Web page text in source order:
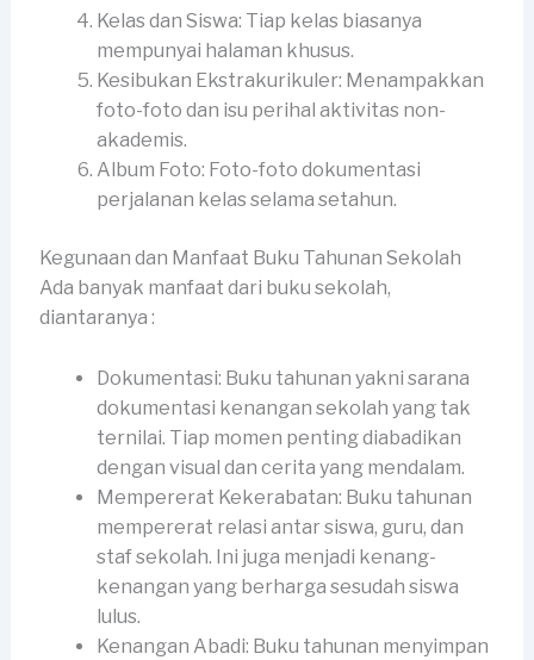
Kelas dan Siswa: Tiap kelas biasanya
mempunyai halaman khusus.
Kesibukan Ekstrakurikuler: Menampakkan
foto-foto dan isu perihal aktivitas non-
akademis.
Album Foto: Foto-foto dokumentasi
perjalanan kelas selama setahun.
Kegunaan dan Manfaat Buku Tahunan Sekolah
Ada banyak manfaat dari buku sekolah,
diantaranya :
Dokumentasi: Buku tahunan yakni sarana
dokumentasi kenangan sekolah yang tak
ternilai. Tiap momen penting diabadikan
dengan visual dan cerita yang mendalam.
Mempererat Kekerabatan: Buku tahunan
mempererat relasi antar siswa, guru, dan
staf sekolah. Ini juga menjadi kenang-
kenangan yang berharga sesudah siswa
lulus.
Kenangan Abadi: Buku tahunan menyimpan